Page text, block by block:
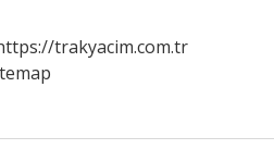
trakyacim.com.tr